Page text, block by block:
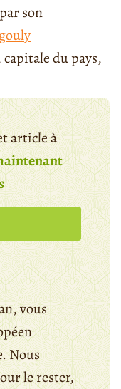
son
capitale du pays,
article à
vous
Nous
le rester,